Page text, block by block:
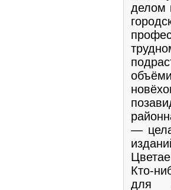
делом
—
Кто-
для